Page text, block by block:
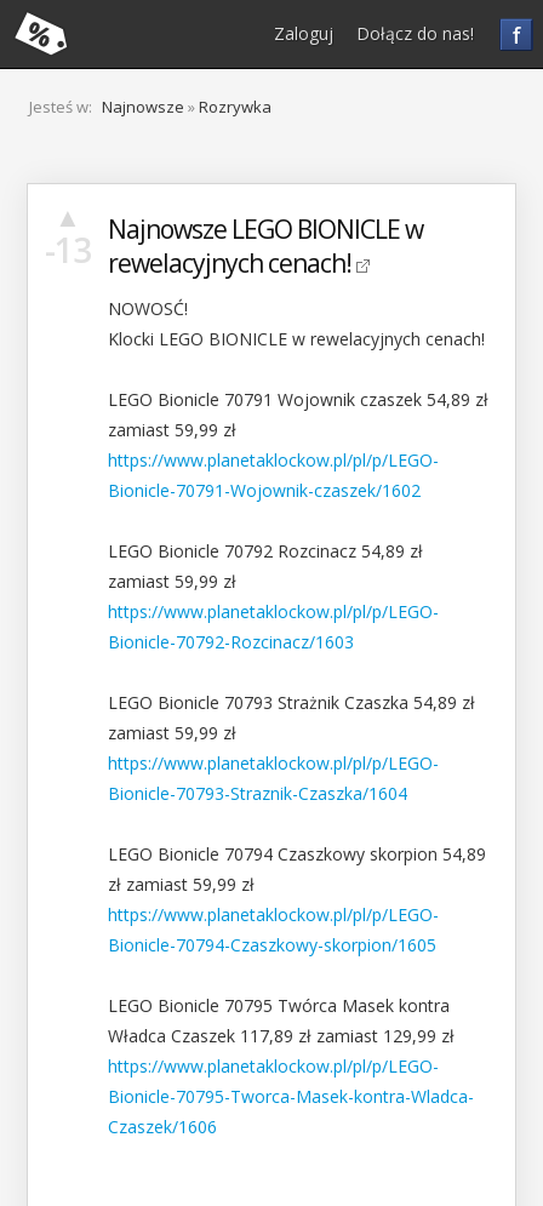
f
Zaloguj Dołącz do nas!
Jesteś w: Najnowsze »Rozrywka
▲
-13 Najnowsze LEGO BIONICLE w
rewelacyjnych cenach!
NOWOSĆ!
Klocki LEGO BIONICLE w rewelacyjnych cenach!
LEGO Bionicle 70791 Wojownik czaszek 54,89 zł
zamiast 59,99 zł
https://www.planetaklockow.pl/pl/p/LEGO-
Bionicle-70791-Wojownik-czaszek/1602
LEGO Bionicle 70792 Rozcinacz 54,89 zł
zamiast 59,99 zł
https://www.planetaklockow.pl/pl/p/LEGO-
Bionicle-70792-Rozcinacz/1603
LEGO Bionicle 70793 Strażnik Czaszka 54,89 zł
zamiast 59,99 zł
https://www.planetaklockow.pl/pl/p/LEGO-
Bionicle-70793-Straznik-Czaszka/1604
LEGO Bionicle 70794 Czaszkowy skorpion 54,89
zł zamiast 59,99 zł
https://www.planetaklockow.pl/pl/p/LEGO-
Bionicle-70794-Czaszkowy-skorpion/1605
LEGO Bionicle 70795 Twórca Masek kontra
Władca Czaszek 117,89 zł zamiast 129,99 zł
https://www.planetaklockow.pl/pl/p/LEGO-
Bionicle-70795-Tworca-Masek-kontra-Wladca-
Czaszek/1606